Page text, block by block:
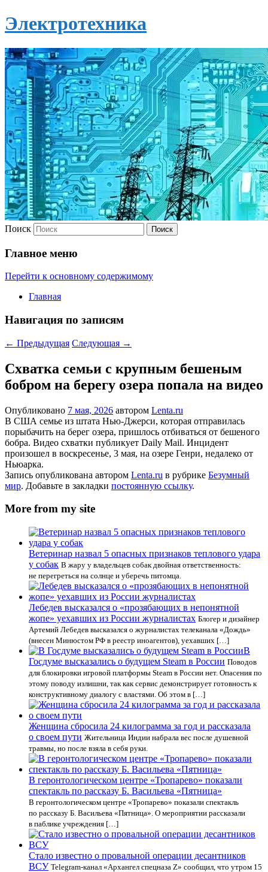
Электротехника
Поиск
Главное меню
Перейти к основному содержимому
Главная
Навигация по записям
← Предыдущая Следующая →
Схватка семьи с крупным бешеным
бобром на берегу озера попала на видео
Опубликовано 7 мая, 2026 автором Lenta.ru
В США семье из штата Нью-Джерси, которая отправилась
порыбачить на берег озера, пришлось отбиваться от бешеного
бобра. Видео схватки публикует Daily Mail. Инцидент
произошел в воскресенье, 3 мая, на озере Генри, недалеко от
Ньюарка.
Запись опубликована автором Lenta.ru в рубрике Безумный
мир. Добавьте в закладки постоянную ссылку.
More from my site
Ветеринар назвал 5 опасных признаков теплового удара
у собак В жару у владельцев собак двойная ответственность:
не перегреться на солнце и уберечь питомца.
Лебедев высказался о «прозябающих в непонятной
жопе» уехавших из России журналистах Блогер и дизайнер
Артемий Лебедев высказался о журналистах телеканала «Дождь»
(внесен Минюстом РФ в реестр иноагентов), уехавших […]
В
Госдуме высказались о будущем Steam в России Поводов
для блокировки игровой платформы Steam в России нет. Опасения по
этому поводу излишни, так как сервис демонстрирует готовность к
конструктивному диалогу с властями. Об этом в […]
Женщина сбросила 24 килограмма за год и рассказала
о своем пути Жительница Индии набрала вес после душевной
травмы, но после взяла в себя руки.
В геронтологическом центре «Тропарево» показали
спектакль по рассказу Б. Васильева «Пятница»
В геронтологическом центре «Тропарево» показали спектакль
по рассказу Б. Васильева «Пятница». О мероприятии рассказали
в паблике учреждения […]
Стало известно о провальной операции десантников
ВСУ Telegram-канал «Архангел спецназа Z» сообщил, что утром 15